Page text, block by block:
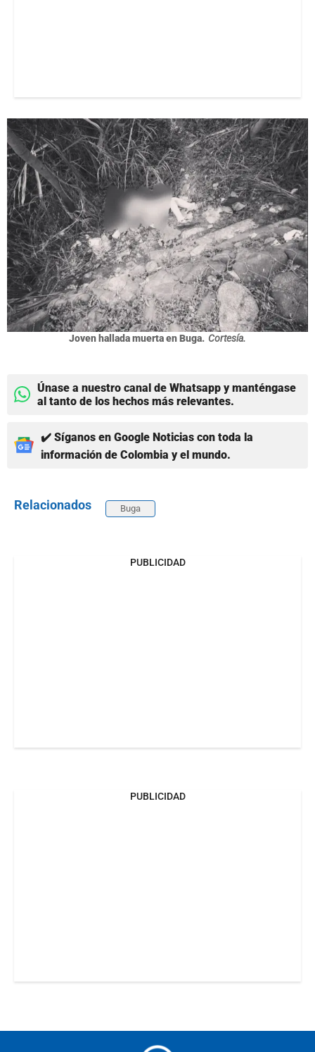
Joven hallada muerta en Buga. Cortesía.
Únase a nuestro canal de Whatsapp y manténgase
al tanto de los hechos más relevantes.
✔️ Síganos en Google Noticias con toda la
información de Colombia y el mundo.
Relacionados Buga
PUBLICIDAD
PUBLICIDAD